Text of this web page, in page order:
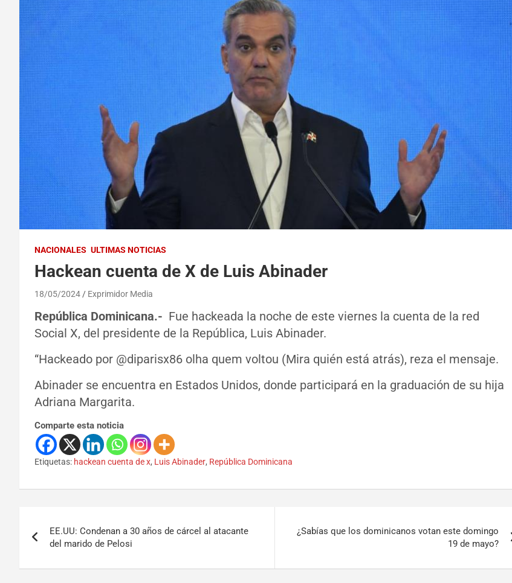
NACIONALES ULTIMAS NOTICIAS
Hackean cuenta de X de Luis Abinader
18/05/2024 Exprimidor Media
República Dominicana.- Fue hackeada la noche de este viernes la cuenta de la red
Social X, del presidente de la República, Luis Abinader.
“Hackeado por @diparisx86 olha quem voltou (Mira quién está atrás), reza el mensaje.
Abinader se encuentra en Estados Unidos, donde participará en la graduación de su hija
Adriana Margarita.
Comparte esta noticia
Etiquetas: hackean cuenta de x, Luis Abinader, República Dominicana
EE.UU: Condenan a 30 años de cárcel al atacante
del marido de Pelosi
¿Sabías que los dominicanos votan este domingo
19 de mayo?